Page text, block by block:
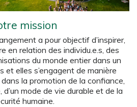
mission
a pour objectif d’inspirer,
en relation des individu.e.s, des
du monde entier dans un
et elles s’engagent de manière
la promotion de la confiance,
mode de vie durable et de la
humaine.